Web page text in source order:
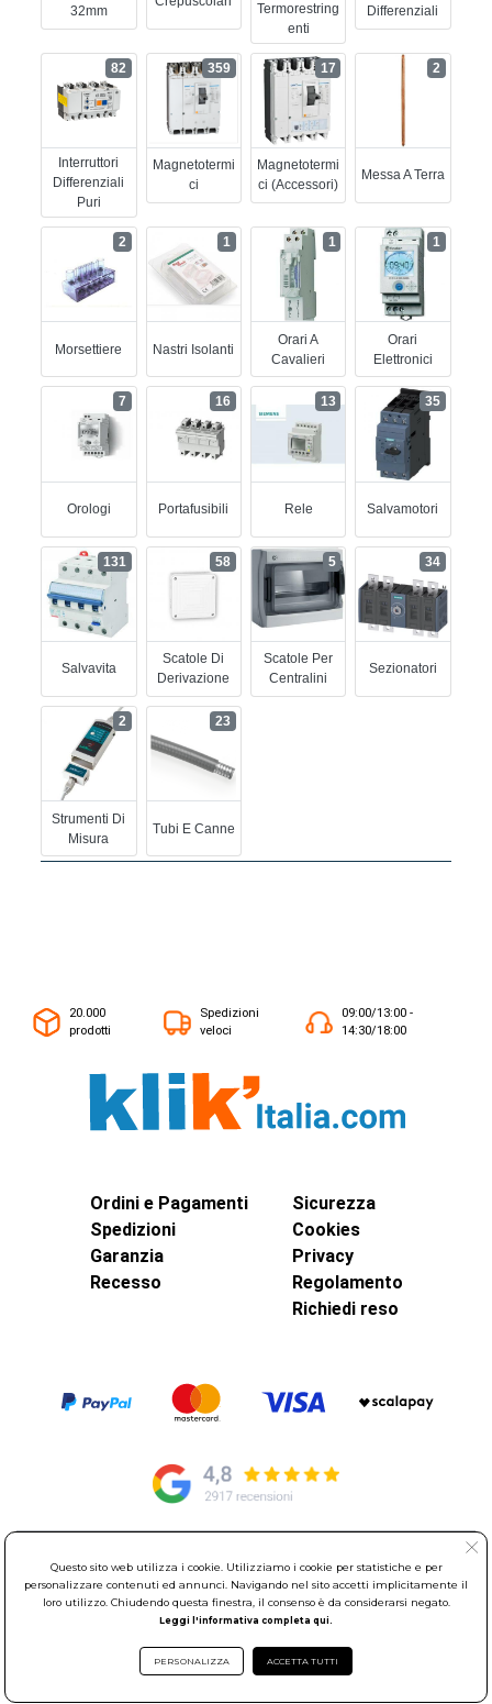
32mm
Termorestring
Enti
Differenziali
Interruttori
Differenziali
Puri
82
Magnetotermi
Ci
359
Magnetotermi
Ci (accessori)
17
Messa A Terra
2
Morsettiere
2
Nastri Isolanti
1
Orari A
Cavalieri
1
Orari
Elettronici
1
Orologi
7
Portafusibili
16
Rele
13
Salvamotori
35
Salvavita
131
Scatole Di
Derivazione
58
Scatole Per
Centralini
5
Sezionatori
34
Strumenti Di
Misura
2
Tubi E Canne
23
20.000
prodotti
Spedizioni
veloci
09:00/13:00 -
14:30/18:00
Ordini e Pagamenti
Spedizioni
Garanzia
Recesso
Sicurezza
Cookies
Privacy
Regolamento
Richiedi reso
© Elettroservice Spa - Sede Legale: Via Leonardo da Vinci, 40 -
00015 Monterotondo Scalo (RM)
Partita Iva: 01586761007 - Codice Fiscale: 06634500588 Capitale
Sociale 1.600.000,00 Euro i.v. Iscritto al Registro delle Imprese di
Roma REA: RM-535144
Sede Operativa: Via Leonardo da Vinci, 40 - 00015 Monterotondo
Questo sito web utilizza i cookie. Utilizziamo i cookie per statistiche e per
personalizzare contenuti ed annunci. Navigando nel sito accetti implicitamente il
loro utilizzo. Chiudendo questa finestra, il consenso è da considerarsi negato.
Leggi l'informativa completa qui.
PERSONALIZZA ACCETTA TUTTI